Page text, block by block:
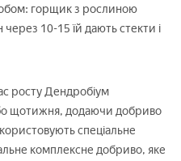
горщик з рослиною
10-15 їй дають стекти і
росту Дендробіум
щотижня, додаючи добриво
спеціальне
комплексне добриво, яке